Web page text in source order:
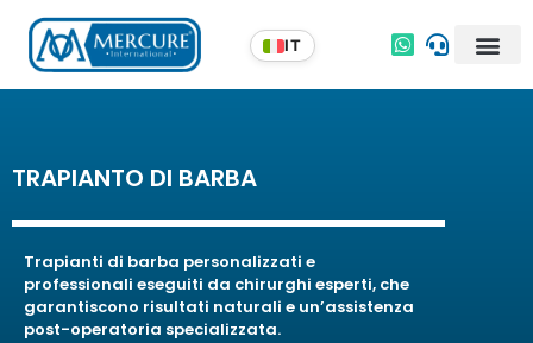
TRAPIANTO DI BARBA
Trapianti di barba personalizzati e
professionali eseguiti da chirurghi esperti, che
garantiscono risultati naturali e un’assistenza
post-operatoria specializzata.